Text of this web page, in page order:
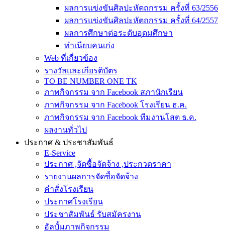
ผลการแข่งขันศิลปะหัตถกรรม ครั้งที่ 63/2556
ผลการแข่งขันศิลปะหัตถกรรม ครั้งที่ 64/2557
ผลการศึกษาต่อระดับอุดมศึกษา
ทำเนียบคนเก่ง
Web ที่เกี่ยวข้อง
รางวัลและเกียรติบัตร
TO BE NUMBER ONE TK
ภาพกิจกรรม จาก Facebook สภานักเรียน
ภาพกิจกรรม จาก Facebook โรงเรียน ธ.ค.
ภาพกิจกรรม จาก Facebook ทีมงานโสต ธ.ค.
ผลงานทั่วไป
ประกาศ & ประชาสัมพันธ์
E-Service
ประกาศ ,จัดซื้อจัดจ้าง ,ประกวดราคา
รายงานผลการจัดซื้อจัดจ้าง
คำสั่งโรงเรียน
ประกาศโรงเรียน
ประชาสัมพันธ์ รับสมัครงาน
อัลบั้มภาพกิจกรรม